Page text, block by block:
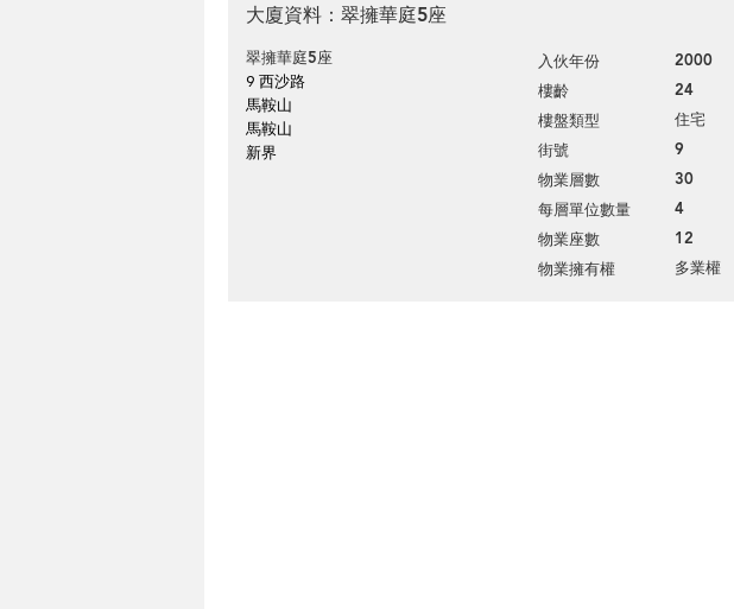
大廈資料：翠擁華庭5座
翠擁華庭5座
9 西沙路
馬鞍山
馬鞍山
新界
入伙年份 2000
樓齡 24
樓盤類型 住宅
街號 9
物業層數 30
每層單位數量 4
物業座數 12
物業擁有權 多業權